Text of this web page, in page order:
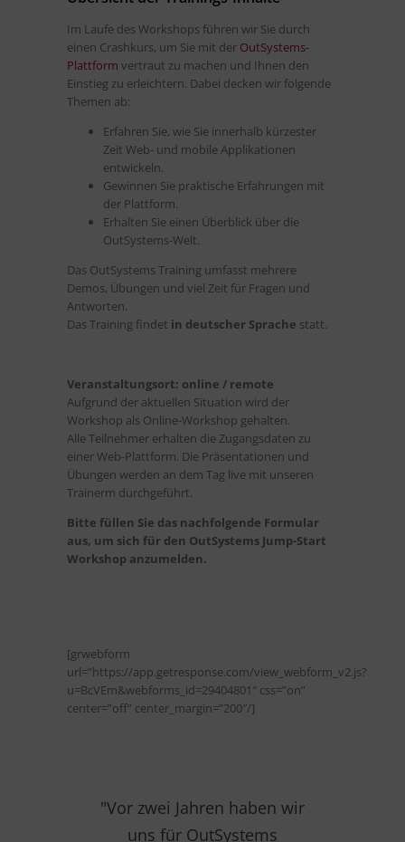
Im Laufe des Workshops führen wir Sie durch
einen Crashkurs, um Sie mit der OutSystems-
Plattform vertraut zu machen und Ihnen den
Einstieg zu erleichtern. Dabei decken wir folgende
Themen ab:
Erfahren Sie, wie Sie innerhalb kürzester
Zeit Web- und mobile Applikationen
entwickeln.
Gewinnen Sie praktische Erfahrungen mit
der Plattform.
Erhalten Sie einen Überblick über die
OutSystems-Welt.
Das OutSystems Training umfasst mehrere
Demos, Übungen und viel Zeit für Fragen und
Antworten.
Das Training findet in deutscher Sprache statt.
Veranstaltungsort: online / remote
Aufgrund der aktuellen Situation wird der
Workshop als Online-Workshop gehalten.
Alle Teilnehmer erhalten die Zugangsdaten zu
einer Web-Plattform. Die Präsentationen und
Übungen werden an dem Tag live mit unseren
Trainerm durchgeführt.
Bitte füllen Sie das nachfolgende Formular
aus, um sich für den OutSystems Jump-Start
Workshop anzumelden.
[grwebform
url=”https://app.getresponse.com/view_webform_v2.js?
u=BcVEm&webforms_id=29404801″ css=”on”
center=”off” center_margin=”200″/]
"Vor zwei Jahren haben wir
uns für OutSystems